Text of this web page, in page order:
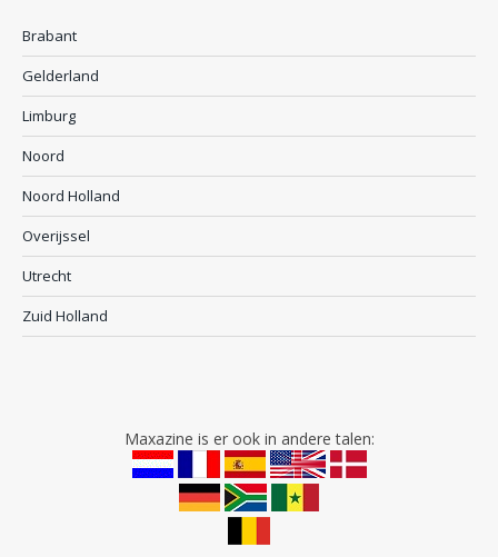
Brabant
Gelderland
Limburg
Noord
Noord Holland
Overijssel
Utrecht
Zuid Holland
Maxazine is er ook in andere talen: